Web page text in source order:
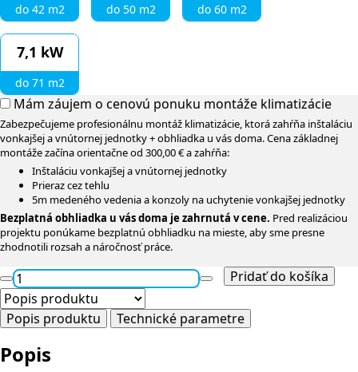
do 42 m2 do 50 m2 do 60 m2
7,1 kW
do 71 m2
Mám záujem o cenovú ponuku montáže klimatizácie
Zabezpečujeme profesionálnu montáž klimatizácie, ktorá zahŕňa inštaláciu
vonkajšej a vnútornej jednotky + obhliadka u vás doma. Cena základnej
montáže začína orientačne od 300,00 € a zahŕňa:
Inštaláciu vonkajšej a vnútornej jednotky
Prieraz cez tehlu
5m medeného vedenia a konzoly na uchytenie vonkajšej jednotky
Bezplatná obhliadka u vás doma je zahrnutá v cene. Pred realizáciou
projektu ponúkame bezplatnú obhliadku na mieste, aby sme presne
zhodnotili rozsah a náročnosť práce.
množstvo
Daikin
Perfera
KW
Pridať do košíka
Popis produktu Technické parametre
Popis